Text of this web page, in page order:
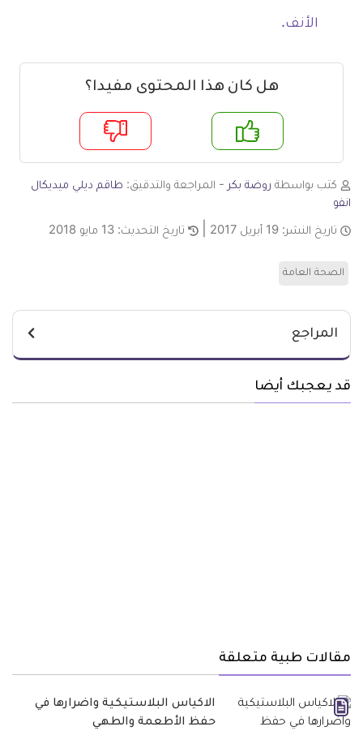
الأنف.
هل كان هذا المحتوى مفيدا؟
لا
كتب بواسطة روضة بكر - المراجعة والتدقيق: طاقم ديلي ميديكال
انفو
تاريخ النشر: 19 أبريل 2017 تاريخ التحديث: 13 مايو 2018
الصحة العامة
المراجع
قد يعجبك أيضا
مقالات طبية متعلقة
الاكياس البلاستيكية واضرارها في
حفظ الأطعمة والطهي